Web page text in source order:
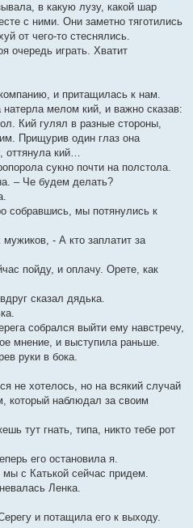
в какую лузу, какой шар
с ними. Они заметно тяготились
от чего-то стеснялись.
очередь играть. Хватит
и притащилась к нам.
натерла мелом кий, и важно сказав:
Кий гулял в разные стороны,
Прищурив один глаз она
оттянула кий…
сукно почти на полстола.
– Че будем делать?
собравшись, мы потянулись к
- А кто заплатит за
пойду, и оплачу. Орете, как
сказал дядька.
собрался выйти ему навстречу,
мнение, и выступила раньше.
руки в бока.
не хотелось, но на всякий случай
который наблюдал за своим
тут гнать, типа, никто тебе рот
его остановила я.
мы с Катькой сейчас придем.
Ленка.
и потащила его к выходу.